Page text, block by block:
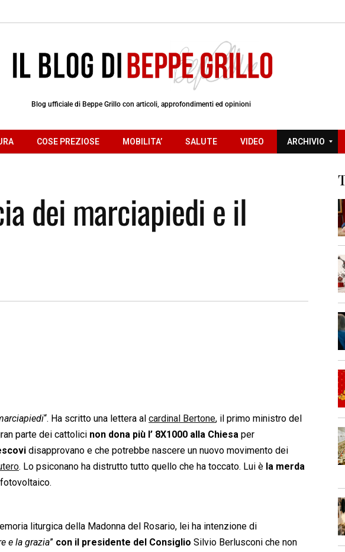
Blog ufficiale di Beppe Grillo con articoli, approfondimenti ed opinioni
COSE PREZIOSE MOBILITA’ SALUTE VIDEO ARCHIVIO
2
0
2
1
dei marciapiedi e il
“. Ha scritto una lettera al cardinal Bertone, il primo ministro del
parte dei cattolici non dona più l’ 8X1000 alla Chiesa per
disapprovano e che potrebbe nascere un nuovo movimento dei
. Lo psiconano ha distrutto tutto quello che ha toccato. Lui è la merda
liturgica della Madonna del Rosario, lei ha intenzione di
e la grazia” con il presidente del Consiglio Silvio Berlusconi che non